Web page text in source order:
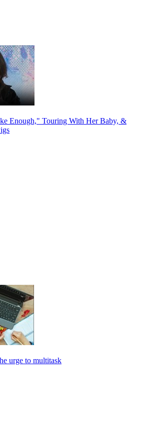
Enough," Touring With Her Baby, &
urge to multitask